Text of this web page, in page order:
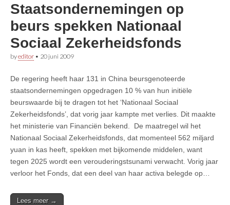
Staatsondernemingen op
beurs spekken Nationaal
Sociaal Zekerheidsfonds
byeditor • 20 juni 2009
De regering heeft haar 131 in China beursgenoteerde
staatsondernemingen opgedragen 10 % van hun initiële
beurswaarde bij te dragen tot het ‘Nationaal Sociaal
Zekerheidsfonds’, dat vorig jaar kampte met verlies. Dit maakte
het ministerie van Financiën bekend. De maatregel wil het
Nationaal Sociaal Zekerheidsfonds, dat momenteel 562 miljard
yuan in kas heeft, spekken met bijkomende middelen, want
tegen 2025 wordt een verouderingstsunami verwacht. Vorig jaar
verloor het Fonds, dat een deel van haar activa belegde op…
Lees meer →